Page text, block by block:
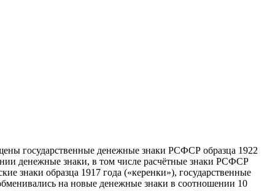
государственные денежные знаки РСФСР образца 1922
денежные знаки, в том числе расчётные знаки РСФСР
знаки образца 1917 года («керенки»), государственные
на новые денежные знаки в соотношении 10